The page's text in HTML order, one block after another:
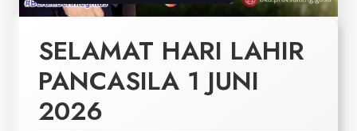
SELAMAT HARI LAHIR
PANCASILA 1 JUNI
2026